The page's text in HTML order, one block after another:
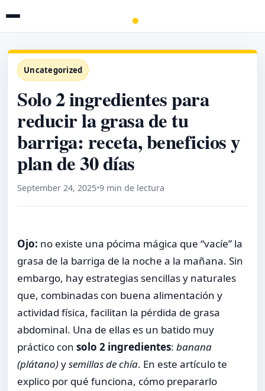
Uncategorized
Solo 2 ingredientes para
reducir la grasa de tu
barriga: receta, beneficios y
plan de 30 días
September 24, 2025•9 min de lectura
Ojo: no existe una pócima mágica que “vacíe” la
grasa de la barriga de la noche a la mañana. Sin
embargo, hay estrategias sencillas y naturales
que, combinadas con buena alimentación y
actividad física, facilitan la pérdida de grasa
abdominal. Una de ellas es un batido muy
práctico con solo 2 ingredientes: banana
(plátano)ysemillas de chía. En este artículo te
explico por qué funciona, cómo prepararlo